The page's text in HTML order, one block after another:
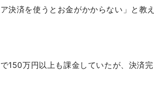
決済を使うとお金がかからない」と教
150万円以上も課金していたが、決済